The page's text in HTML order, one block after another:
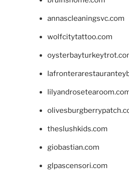
annascleaningsvc.com
wolfcitytattoo.com
theslushkids.com
giobastian.com
glpascensori.com